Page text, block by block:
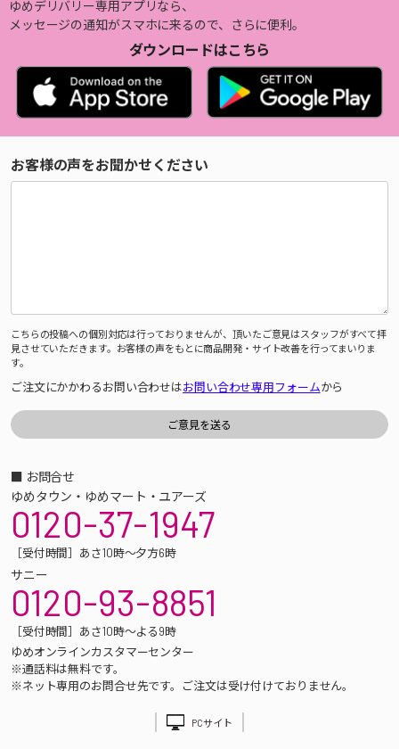
ゆめデリバリー専用アプリなら、
メッセージの通知がスマホに来るので、さらに便利。
ダウンロードはこちら
お客様の声をお聞かせください
こちらの投稿への個別対応は行っておりませんが、頂いたご意見はスタッフがすべて拝
見させていただきます。お客様の声をもとに商品開発・サイト改善を行ってまいりま
す。
ご注文にかかわるお問い合わせはお問い合わせ専用フォームから
■ お問合せ
ゆめタウン・ゆめマート・ユアーズ
0120-37-1947
［受付時間］あさ10時～夕方6時
サニー
0120-93-8851
［受付時間］あさ10時～よる9時
ゆめオンラインカスタマーセンター
※通話料は無料です。
※ネット専用のお問合せ先です。ご注文は受け付けておりません。
PCサイト